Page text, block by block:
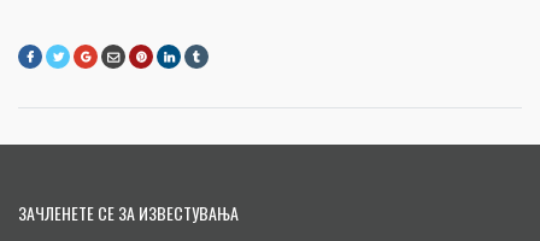
ЗАЧЛЕНЕТЕ СЕ ЗА ИЗВЕСТУВАЊА